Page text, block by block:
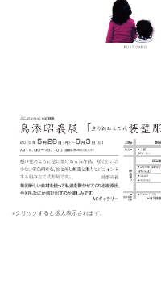
※クリックすると拡大表示されます。